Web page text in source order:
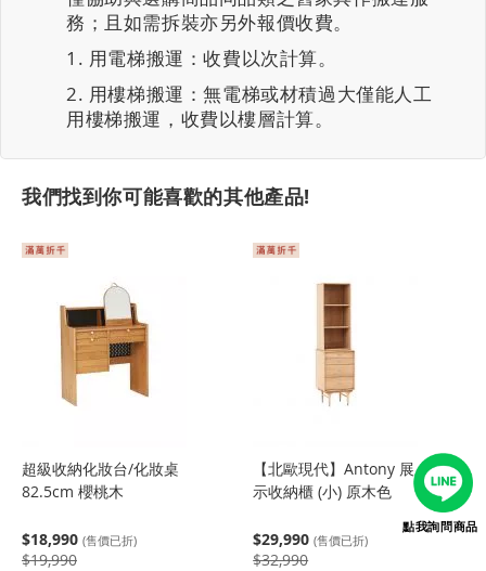
務；且如需拆裝亦另外報價收費。
用電梯搬運：收費以次計算。
用樓梯搬運：無電梯或材積過大僅能人工
用樓梯搬運，收費以樓層計算。
我們找到你可能喜歡的其他產品!
超級收納化妝台/化妝桌
82.5cm 櫻桃木
$18,990 (售價已折)
$19,990
【北歐現代】Antony 展
示收納櫃 (小) 原木色
$29,990 (售價已折)
$32,990
點我詢問商品